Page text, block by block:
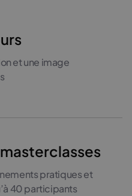
et une image
pratiques et
40 participants